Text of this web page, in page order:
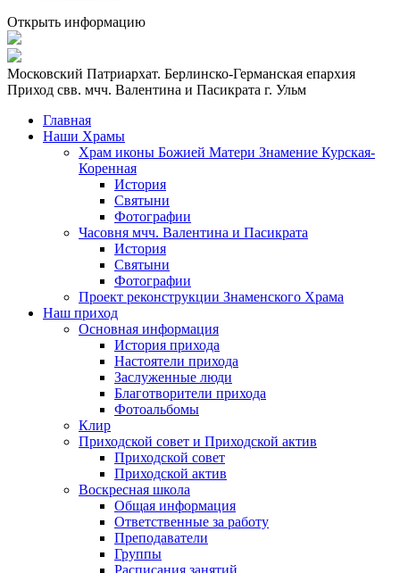
Открыть информацию
Московский Патриархат. Берлинско-Германская епархия
Приход свв. мчч. Валентина и Пасикрата г. Ульм
Главная
Наши Храмы
Храм иконы Божией Матери Знамение Курская-
Коренная
История
Святыни
Фотографии
Часовня мчч. Валентина и Пасикрата
История
Святыни
Фотографии
Проект реконструкции Знаменского Храма
Наш приход
Основная информация
История прихода
Настоятели прихода
Заслуженные люди
Благотворители прихода
Фотоальбомы
Клир
Приходской совет и Приходской актив
Приходской совет
Приходской актив
Воскресная школа
Общая информация
Ответственные за работу
Преподаватели
Группы
Расписания занятий